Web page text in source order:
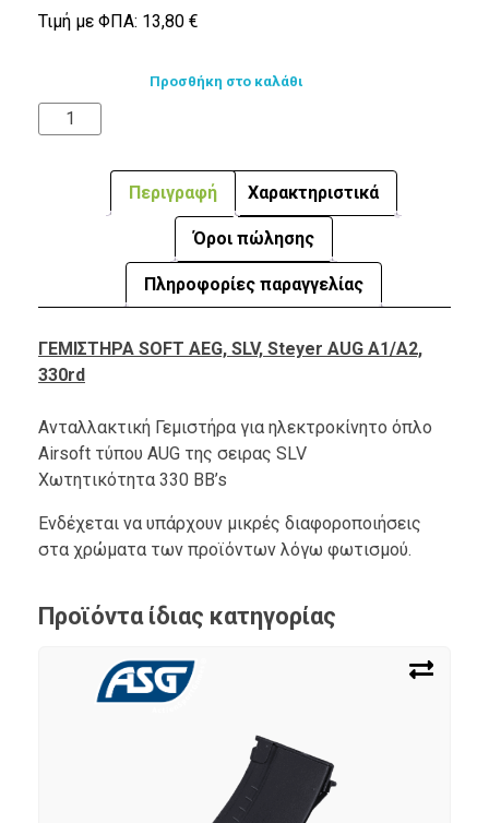
Τιμή με ΦΠΑ: 13,80 €
Προσθήκη στο καλάθι
Περιγραφή Χαρακτηριστικά
Όροι πώλησης
Πληροφορίες παραγγελίας
ΓΕΜΙΣΤΗΡΑ SOFT AEG, SLV, Steyer AUG A1/A2,
330rd
Ανταλλακτική Γεμιστήρα για ηλεκτροκίνητο όπλο
Airsoft τύπου AUG της σειρας SLV
Χωτητικότητα 330 BB’s
Ενδέχεται να υπάρχουν μικρές διαφοροποιήσεις
στα χρώματα των προϊόντων λόγω φωτισμού.
Προϊόντα ίδιας κατηγορίας